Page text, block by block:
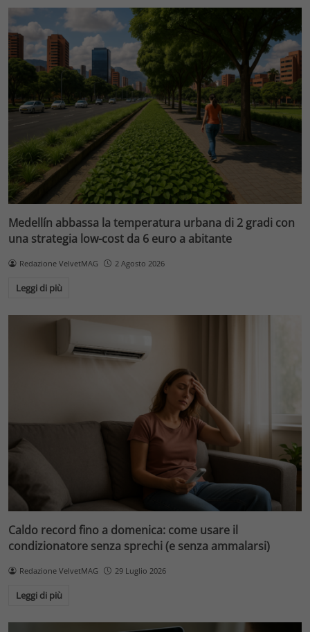
Medellín abbassa la temperatura urbana di 2 gradi con
una strategia low-cost da 6 euro a abitante
Redazione VelvetMAG 2 Agosto 2026
Leggi di più
Caldo record fino a domenica: come usare il
condizionatore senza sprechi (e senza ammalarsi)
Redazione VelvetMAG 29 Luglio 2026
Leggi di più